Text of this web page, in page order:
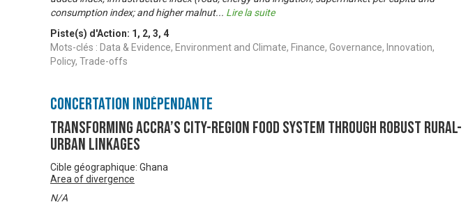
consumption index; and higher malnut... Lire la suite
Piste(s) d'Action: 1 , 2, 3, 4
Mots-clés : Data & Evidence, Environment and Climate, Finance, Governance, Innovation,
Policy, Trade-offs
Concertation Indépendante
Transforming Accra’s City-Region Food System through Robust Rural-
Urban Linkages
Cible géographique: Ghana
Area of divergence
N/A